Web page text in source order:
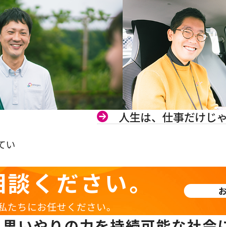
い
人生は、仕事だけじゃ
ください。
ちにお任せください。